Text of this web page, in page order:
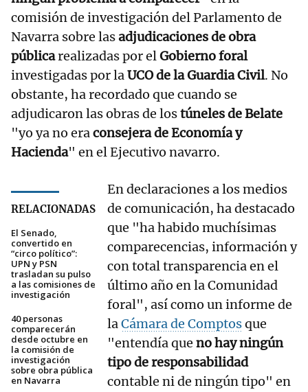
comisión de investigación del Parlamento de
Navarra sobre lasadjudicaciones de obra
públicarealizadas por elGobierno foral
investigadas por laUCO de la Guardia Civil. No
obstante, ha recordado que cuando se
adjudicaron las obras de lostúneles de Belate
"yo ya no eraconsejera de Economía y
Hacienda" en el Ejecutivo navarro.
RELACIONADAS
El Senado,
convertido en
“circo político”:
UPN y PSN
trasladan su pulso
a las comisiones de
investigación
40 personas
comparecerán
desde octubre en
la comisión de
investigación
sobre obra pública
en Navarra
En declaraciones a los medios
de comunicación, ha destacado
que "ha habido muchísimas
comparecencias, información y
con total transparencia en el
último año en la Comunidad
foral", así como un informe de
laCámara de Comptosque
"entendía que no hay ningún
tipo de responsabilidad
contable ni de ningún tipo" en